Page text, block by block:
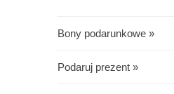
Bony podarunkowe »
Podaruj prezent »